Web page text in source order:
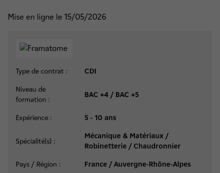
Mise en ligne le 15/05/2026
Type de contrat : CDI
Niveau de
formation :
BAC +4 / BAC +5
Expérience : 5 - 10 ans
Spécialité(s) :
Mécanique & Matériaux /
Robinetterie / Chaudronnier
Pays / Région : France / Auvergne-Rhône-Alpes